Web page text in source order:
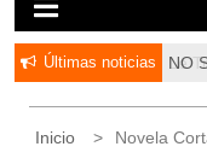
Últimas noticias NO
Inicio Novela